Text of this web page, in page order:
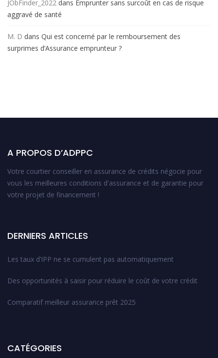
JObFinder_2022 dans Emprunter sans surcoût en cas de risque
aggravé de santé
M. D dans Qui est concerné par le remboursement des
surprimes d’Assurance emprunteur ?
A PROPOS D’ADPPC
Votre courtier conseiller en assurance de crédits négocie pour
vous les meilleures conditions d'assurance et de garantie pour
votre projet de financement !
DERNIERS ARTICLES
Les taux d’IPP ne se cumulent pas automatiquement
Des opportunités à saisir pour réduire le coût de votre crédit
Comparatif meilleur assurance prêt 2025
CATÉGORIES